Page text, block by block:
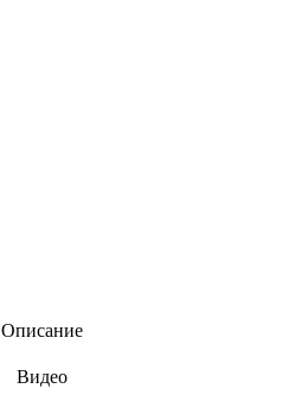
Описание
Видео